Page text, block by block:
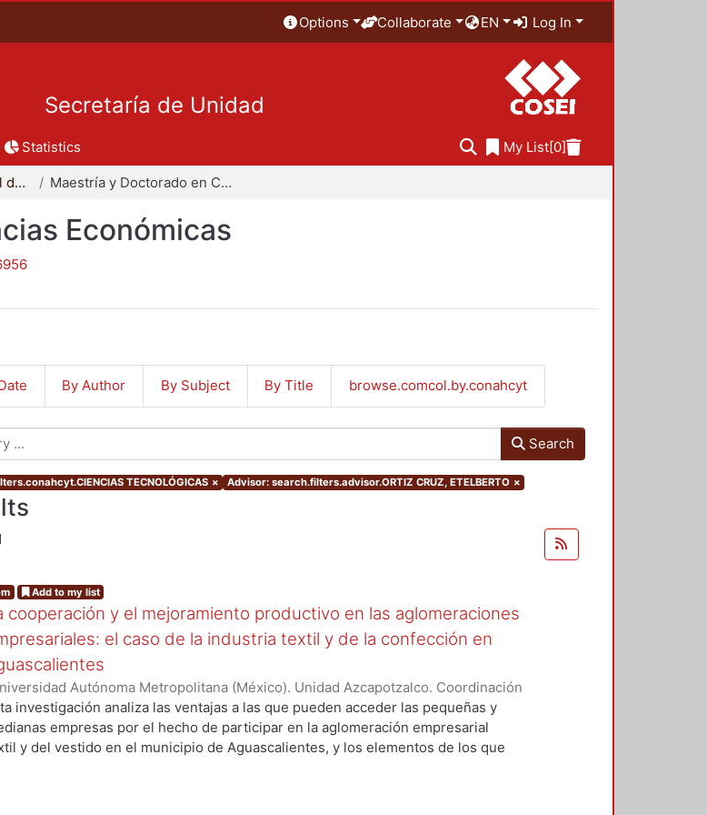
Options Collaborate EN Log In
Secretaría de Unidad
Statistics My List[0]
Coordinación Divisional de Posgrado Maestría y Doctorado en Ciencias Económicas
Económicas
By Author By Subject By Title browse.comcol.by.conahcyt
Search
TECNOLÓGICAS × Advisor: search.filters.advisor.ORTIZ CRUZ, ETELBERTO ×
Add to my list
cooperación y el mejoramiento productivo en las aglomeraciones
el caso de la industria textil y de la confección en
Autónoma Metropolitana (México). Unidad Azcapotzalco. Coordinación
Servicios de Información.,2006-03 ) GARCIA CASTRO, MARIA BEATRIZ
investigación analiza las ventajas a las que pueden acceder las pequeñas y
empresas por el hecho de participar en la aglomeración empresarial
y del vestido en el municipio de Aguascalientes, y los elementos de los que